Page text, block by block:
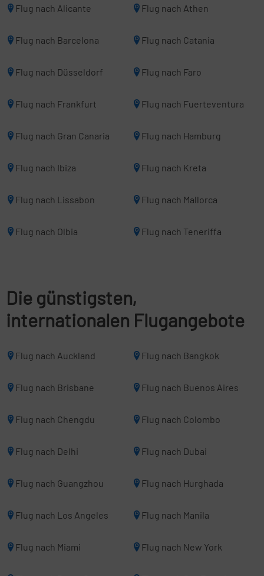
Flug nach Alicante Flug nach Athen
Flug nach Barcelona Flug nach Catania
Flug nach Düsseldorf Flug nach Faro
Flug nach Frankfurt Flug nach Fuerteventura
Flug nach Gran Canaria Flug nach Hamburg
Flug nach Ibiza Flug nach Kreta
Flug nach Lissabon Flug nach Mallorca
Flug nach Olbia Flug nach Teneriffa
Die günstigsten,
internationalen Flugangebote
Flug nach Auckland Flug nach Bangkok
Flug nach Brisbane Flug nach Buenos Aires
Flug nach Chengdu Flug nach Colombo
Flug nach Delhi Flug nach Dubai
Flug nach Guangzhou Flug nach Hurghada
Flug nach Los Angeles Flug nach Manila
Flug nach Miami Flug nach New York